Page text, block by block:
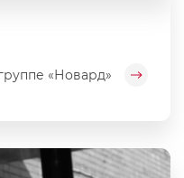
«Новард»